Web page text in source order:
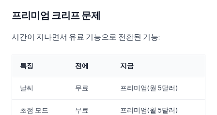
프리미엄 크리프 문제
시간이 지나면서 유료 기능으로 전환된 기능:
특징 전에 지금
날씨 무료 프리미엄(월 5달러)
초점 모드 무료 프리미엄(월 5달러)